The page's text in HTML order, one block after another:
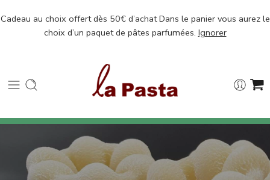
Cadeau au choix offert dès 50€ d’achat Dans le panier vous aurez le
choix d’un paquet de pâtes parfumées. Ignorer